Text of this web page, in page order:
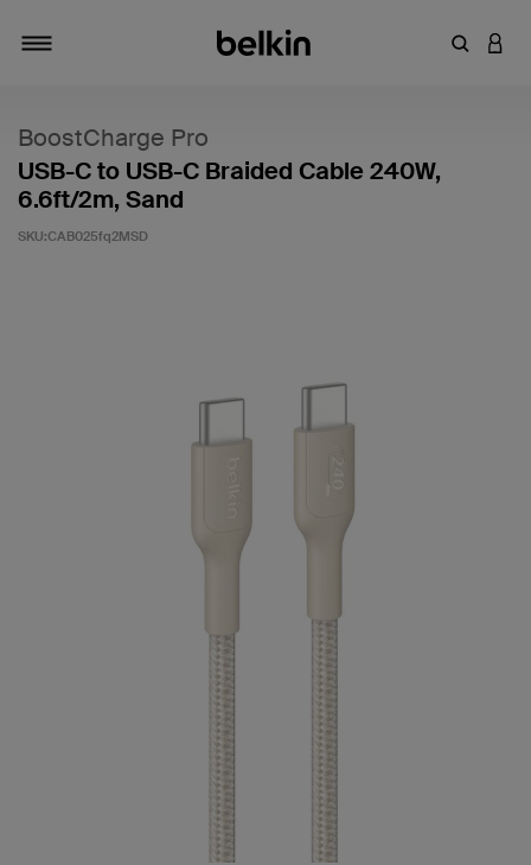
輸入關鍵
登入
BoostCharge Pro
USB-C to USB-C Braided Cable 240W,
6.6ft/2m, Sand
SKU:CAB025fq2MSD